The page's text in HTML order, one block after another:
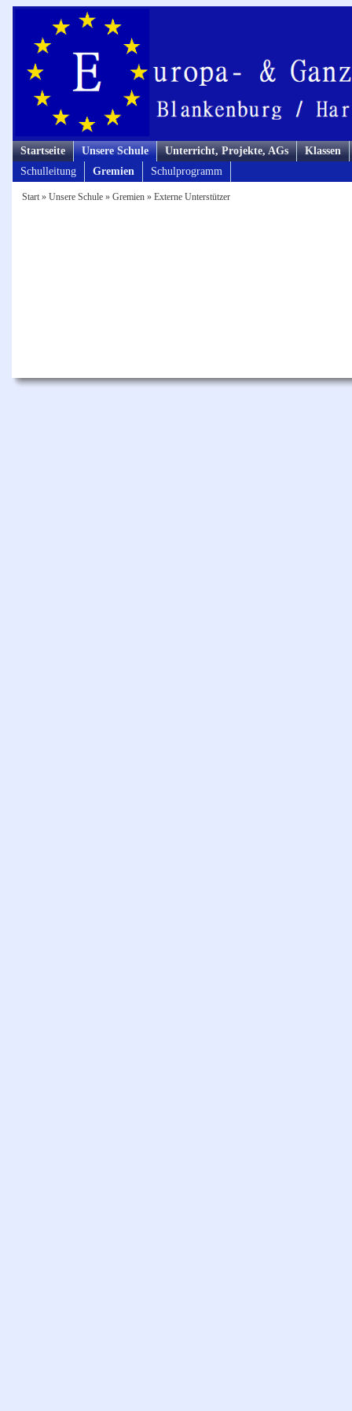
Startseite Unsere Schule Unterricht, Projekte, AGs
Klassen
Schulleitung
Gremien Schulprogramm
Start» Unsere Schule» Gremien» Externe Unterstützer